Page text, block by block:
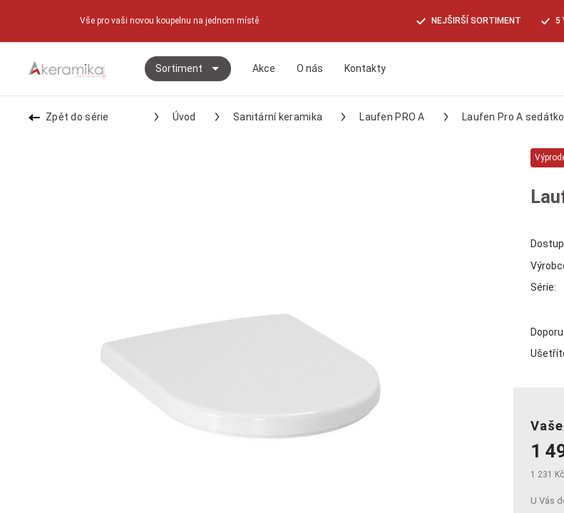
Vše pro vaši novou koupelnu na jednom místě NEJŠIRŠÍ SORTIMENT 5
Sortiment Akce O nás Kontakty
Zpět do série Úvod Sanitární keramika Laufen PRO A Laufen Pro A sedátko
Série:
1
1 231
U Vás